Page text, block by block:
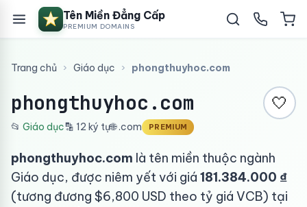
Tên Miền Đẳng Cấp
PREMIUM DOMAINS
Trang chủ › Giáo dục › phongthuyhoc.com
phongthuyhoc.com 🤍
📂 Giáo dục🔡 12 ký tự🌐 .com PREMIUM
phongthuyhoc.com là tên miền thuộc ngành
Giáo dục, được niêm yết với giá 181.384.000 ₫
(tương đương $6,800 USD theo tỷ giá VCB) tại